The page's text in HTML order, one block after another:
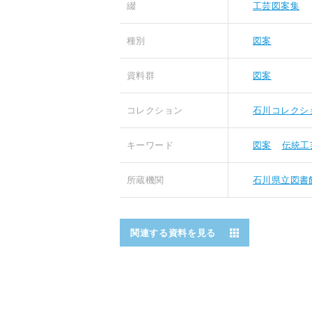
綴 工芸図案集
種別 図案
資料群 図案
コレクション 石川コレクシ
キーワード 図案 伝統工
所蔵機関 石川県立図書
関連する資料を見る